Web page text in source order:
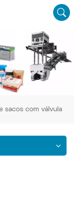
sacos com válvula